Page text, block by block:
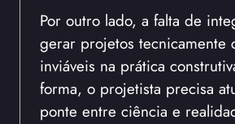
Por outro lado, a falta de
gerar projetos tecnicamente
inviáveis na prática
forma, o projetista precisa
ponte entre ciência e